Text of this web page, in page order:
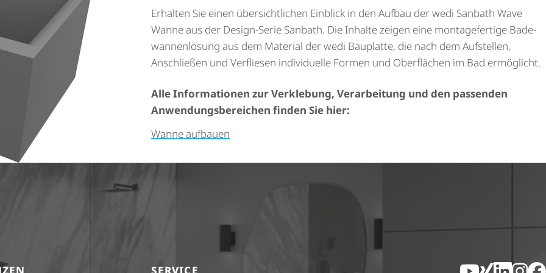
Erhalten Sie einen über­sicht­li­chen Einblick in den Aufbau der wedi Sanbath Wave
Wanne aus der Design-Serie Sanbath. Die Inhalte zeigen eine montagefertige Bade­
wan­nen­lö­sung aus dem Material der wedi Bauplatte, die nach dem Aufstellen,
Anschließen und Verfliesen individuelle Formen und Oberflächen im Bad ermöglicht.
Alle Informationen zur Verklebung, Verarbeitung und den passenden
Anwen­dungs­be­rei­chen finden Sie hier:
Wanne aufbauen
SERVICE